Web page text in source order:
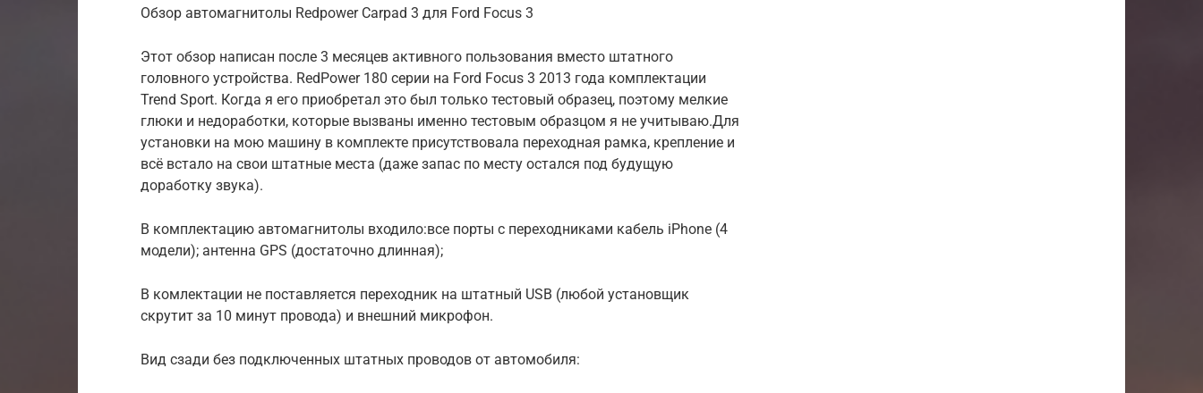
Обзор автомагнитолы Redpower Carpad 3 для Ford Focus 3
Этот обзор написан после 3 месяцев активного пользования вместо штатного
головного устройства. RеdPower 180 серии на Ford Focus 3 2013 года комплектации
Trend Sport. Когда я его приобретал это был только тестовый образец, поэтому мелкие
глюки и недоработки, которые вызваны именно тестовым образцом я не учитываю.Для
установки на мою машину в комплекте присутствовала переходная рамка, крепление и
всё встало на свои штатные места (даже запас по месту остался под будущую
доработку звука).
В комплектацию автомагнитолы входило:все порты с переходниками кабель iPhone (4
модели); антенна GPS (достаточно длинная);
В комлектации не поставляется переходник на штатный USB (любой установщик
скрутит за 10 минут провода) и внешний микрофон.
Вид сзади без подключенных штатных проводов от автомобиля: